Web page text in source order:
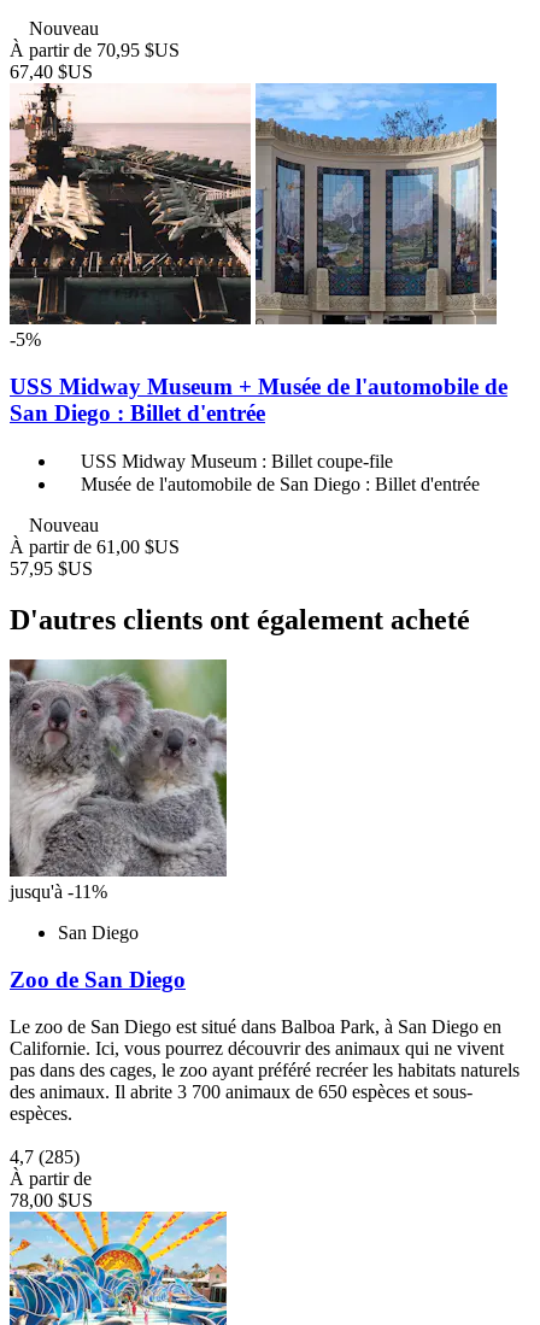
Nouveau
À partir de 70,95 $US
67,40 $US
-5%
USS Midway Museum + Musée de l'automobile de
San Diego : Billet d'entrée
USS Midway Museum : Billet coupe-file
Musée de l'automobile de San Diego : Billet d'entrée
Nouveau
À partir de 61,00 $US
57,95 $US
D'autres clients ont également acheté
jusqu'à -11%
San Diego
Zoo de San Diego
Le zoo de San Diego est situé dans Balboa Park, à San Diego en
Californie. Ici, vous pourrez découvrir des animaux qui ne vivent
pas dans des cages, le zoo ayant préféré recréer les habitats naturels
des animaux. Il abrite 3 700 animaux de 650 espèces et sous-
espèces.
4,7 (285)
À partir de
78,00 $US